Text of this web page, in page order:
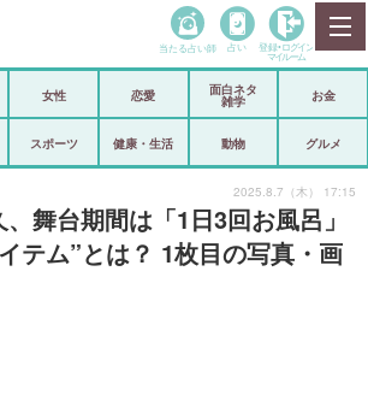
政治
スポーツ
当たる占い師 占い 登録• ログイン
マイルーム
女性 恋愛
面白ネタ
雑学
お金
スポーツ 健康・生活 動物 グルメ
舞台期間は「1日3回お風呂」
テム”とは？ 1枚目の写真・画
2025.8.7（木） 17:15